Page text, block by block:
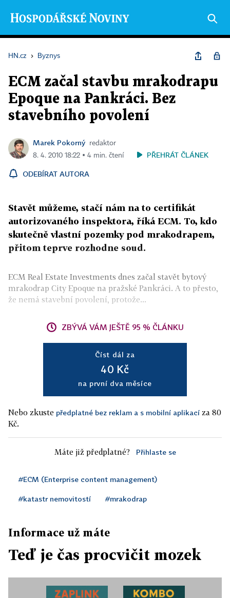
HN.cz › Byznys
ECM začal stavbu mrakodrapu
Epoque na Pankráci. Bez
stavebního povolení
Marek Pokorný
redaktor
8. 4. 2010 18:22 ▪ 4 min. čtení
PŘEHRÁT ČLÁNEK
ODEBÍRAT AUTORA
Stavět můžeme, stačí nám na to certifikát
autorizovaného inspektora, říká ECM. To, kdo
skutečně vlastní pozemky pod mrakodrapem,
přitom teprve rozhodne soud.
ECM Real Estate Investments dnes začal stavět bytový
mrakodrap City Epoque na pražské Pankráci. A to přesto,
že nemá stavební povolení, protože...
ZBÝVÁ VÁM JEŠTĚ 95 % ČLÁNKU
Číst dál za
40 Kč
na první dva měsíce
Nebo zkuste předplatné bez reklam a s mobilní aplikací za 80
Kč.
Máte již předplatné? Přihlaste se
#ECM (Enterprise content management)
#katastr nemovitostí #mrakodrap
Informace už máte
Teď je čas procvičit mozek